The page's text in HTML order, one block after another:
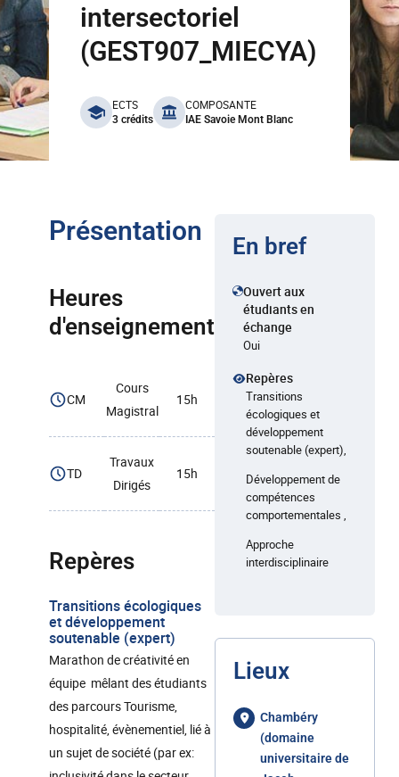
intersectoriel
(GEST907_MIECYA)
benefits
ECTS
3 crédits
COMPOSANTE
IAE Savoie Mont Blanc
Présentation
Heures
d'enseignement
CM
Cours
Magistral
15h
TD
Travaux
Dirigés
15h
Repères
Transitions écologiques
et développement
soutenable (expert)
Marathon de créativité en
équipe mêlant des étudiants
des parcours Tourisme,
hospitalité, évènementiel, lié à
un sujet de société (par ex:
En bref
Ouvert aux
étudiants en
échange
Oui
Repères
Transitions
écologiques et
développement
soutenable (expert),
Développement de
compétences
comportementales ,
Approche
interdisciplinaire
Lieux
Chambéry
(domaine
universitaire de